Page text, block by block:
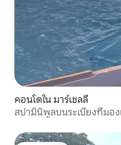
คอนโดใน มาร์เชลลี
สปามินิพูลบนระเบียงที่มอง